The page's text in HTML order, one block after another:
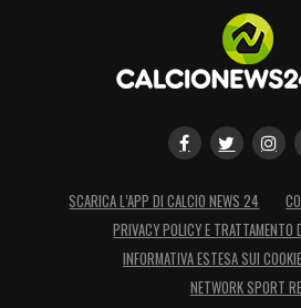
SCARICA L’APP DI CALCIO NEWS 24
PRIVACY POLICY E TRATTAMENTO
INFORMATIVA ESTESA SUI
NETWORK SPORT